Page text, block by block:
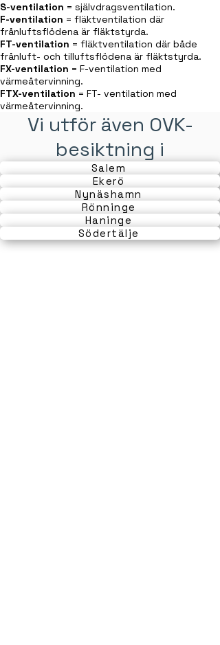
S-ventilation = självdragsventilation.
F-ventilation = fläktventilation där
frånluftsflödena är fläktstyrda.
FT-ventilation = fläktventilation där både
frånluft- och tilluftsflödena är fläktstyrda.
FX-ventilation = F-ventilation med
värmeåtervinning.
FTX-ventilation = FT- ventilation med
värmeåtervinning.
Vi utför även OVK-
besiktning i
Salem
Ekerö
Nynäshamn
Rönninge
Haninge
Södertälje